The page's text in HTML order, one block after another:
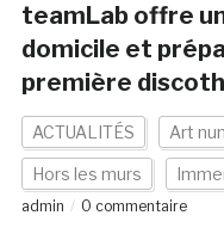
teamLab offre
domicile et
première
ACTUALITÉS Art
Hors les murs
admin
0 commentaire